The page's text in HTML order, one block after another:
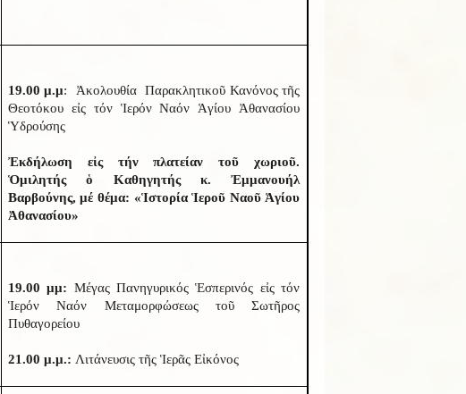
19.00 μ.μ: Ἀκολουθία Παρακλητικοῦ Κανόνος τῆς
Θεοτόκου εἰς τόν Ἱερόν Ναόν Ἁγίου Ἀθανασίου
Ὑδρούσης
Ἐκδήλωση εἰς τήν πλατείαν τοῦ χωριοῦ.
Ὁμιλητής ὁ Καθηγητής κ. Ἐμμανουήλ
Βαρβούνης, μέ θέμα: «Ἱστορία Ἱεροῦ Ναοῦ Ἁγίου
Ἀθανασίου»
19.00 μμ: Μέγας Πανηγυρικός Ἑσπερινός εἰς τόν
Ἱερόν Ναόν Μεταμορφώσεως τοῦ Σωτῆρος
Πυθαγορείου
21.00 μ.μ.: Λιτάνευσις τῆς Ἱερᾶς Εἰκόνος